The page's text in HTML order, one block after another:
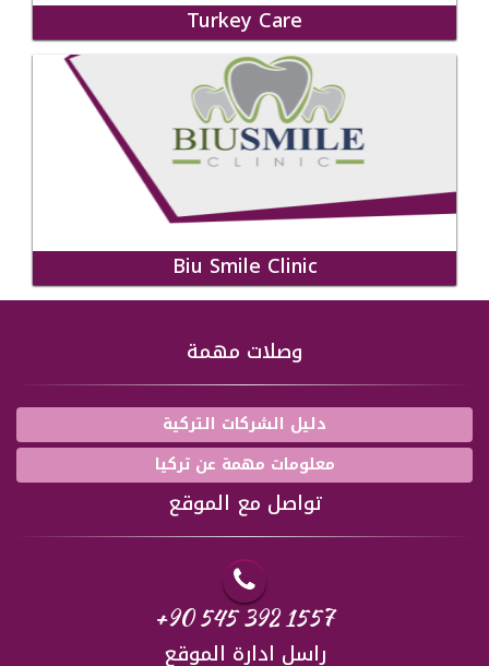
Turkey Care
Biu Smile Clinic
وصلات مهمة
دليل الشركات التركية
معلومات مهمة عن تركيا
تواصل مع الموقع
+90 545 392 1557
راسل ادارة الموقع